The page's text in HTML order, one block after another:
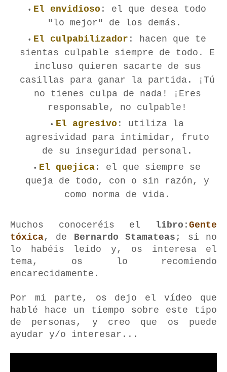
El envidioso : el que desea todo
"lo mejor" de los demás.
El culpabilizador : hacen que te
sientas culpable siempre de todo. E
incluso quieren sacarte de sus
casillas para ganar la partida. ¡Tú
no tienes culpa de nada! ¡Eres
responsable, no culpable!
El agresivo : utiliza la
agresividad para intimidar, fruto
de su inseguridad personal.
El quejica : el que siempre se
queja de todo, con o sin razón, y
como norma de vida.
Muchos conoceréis el libro : Gente
tóxica, de Bernardo Stamateas ; si no
lo habéis leído y, os interesa el
tema, os lo recomiendo
encarecidamente.
Por mi parte, os dejo el vídeo que
hablé hace un tiempo sobre este tipo
de personas, y creo que os puede
ayudar y/o interesar...